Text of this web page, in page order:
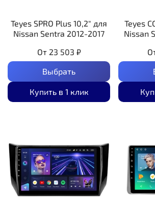
Teyes SPRO Plus 10,2" для
Nissan Sentra 2012-2017
От 23 503 ₽
Выбрать
Купить в 1 клик
Teyes
Nissan